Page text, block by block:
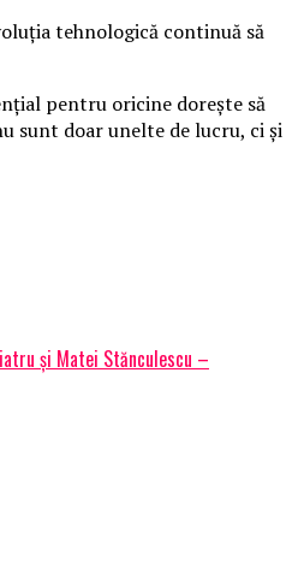
tehnologică continuă să
pentru oricine dorește să
sunt doar unelte de lucru, ci și
și Matei Stănculescu –